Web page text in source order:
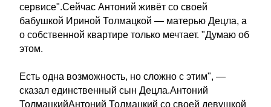
сервисе".Сейчас Антоний живёт со своей
бабушкой Ириной Толмацкой — матерью Децла, а
о собственной квартире только мечтает. "Думаю об
этом.
Есть одна возможность, но сложно с этим", —
сказал единственный сын Децла.Антоний
ТолмацкийАнтоний Толмацкий со своей девушкой